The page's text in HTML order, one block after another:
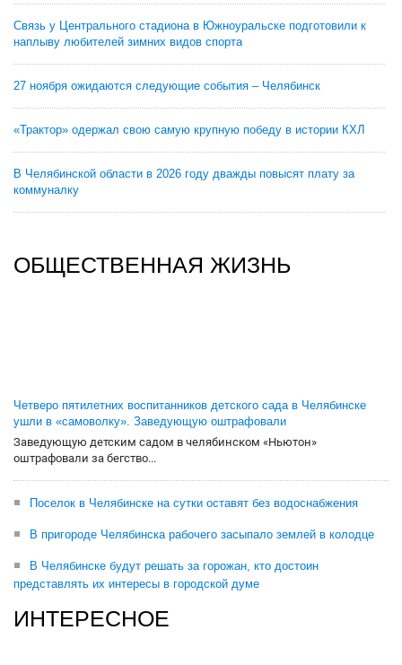
Связь у Центрального стадиона в Южноуральске подготовили к
наплыву любителей зимних видов спорта
27 ноября ожидаются следующие события – Челябинск
«Трактор» одержал свою самую крупную победу в истории КХЛ
В Челябинской области в 2026 году дважды повысят плату за
коммуналку
ОБЩЕСТВЕННАЯ ЖИЗНЬ
Четверо пятилетних воспитанников детского сада в Челябинске
ушли в «самоволку». Заведующую оштрафовали
Заведующую детским садом в челябинском «Ньютон»
оштрафовали за бегство...
Поселок в Челябинске на сутки оставят без водоснабжения
В пригороде Челябинска рабочего засыпало землей в колодце
В Челябинске будут решать за горожан, кто достоин
представлять их интересы в городской думе
ИНТЕРЕСНОЕ